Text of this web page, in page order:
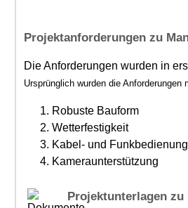
Projektanforderungen zu
Die Anforderungen wurden in
Ursprünglich wurden die
Robuste Bauform
Wetterfestigkeit
Kabel- und Funkbedienung
Kameraunterstützung
Projektunterlagen